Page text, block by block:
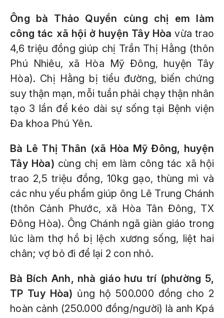
Ông bà Thảo Quyền cùng chị em làm
công tác xã hội ở huyện Tây Hòa vừa trao
4,6 triệu đồng giúp chị Trần Thị Hằng (thôn
Phú Nhiêu, xã Hòa Mỹ Đông, huyện Tây
Hòa). Chị Hằng bị tiểu đường, biến chứng
suy thận mạn, mỗi tuần phải chạy thận nhân
tạo 3 lần để kéo dài sự sống tại Bệnh viện
Đa khoa Phú Yên.
Bà Lê Thị Thân (xã Hòa Mỹ Đông, huyện
Tây Hòa) cùng chị em làm công tác xã hội
trao 2,5 triệu đồng, 10kg gạo, thùng mì và
các nhu yếu phẩm giúp ông Lê Trung Chánh
(thôn Cảnh Phước, xã Hòa Tân Đông, TX
Đông Hòa). Ông Chánh ngã giàn giáo trong
lúc làm thợ hồ bị lệch xương sống, liệt hai
chân; vợ bỏ đi để lại 2 con nhỏ.
Bà Bích Anh, nhà giáo hưu trí (phường 5,
TP Tuy Hòa) ủng hộ 500.000 đồng cho 2
hoàn cảnh (250.000 đồng/người) là anh Kpá